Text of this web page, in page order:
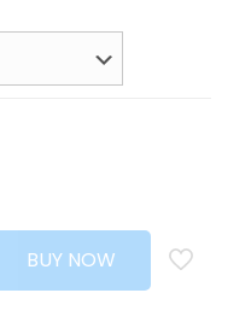
BUY NOW